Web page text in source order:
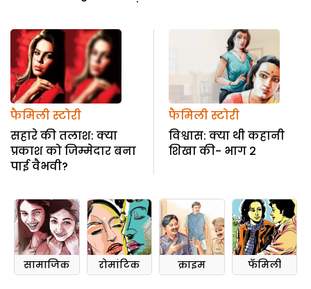
फैमिली स्टोरी
सहारे की तलाश: क्या
प्रकाश को जिम्मेदार बना
पाई वैभवी?
फैमिली स्टोरी
विश्वास: क्या थी कहानी
शिखा की- भाग 2
सामाजिक रोमांटिक क्राइम फॅमिली